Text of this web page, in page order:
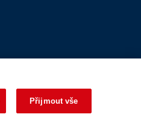
Přijmout vše